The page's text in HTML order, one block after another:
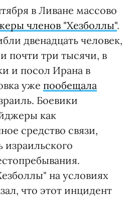
в Ливане массово
членов "Хезболлы".
двенадцать человек,
почти три тысячи, в
и посол Ирана в
уже пообещала
Боевики
как
средство связи,
израильского
на условиях
что этот инцидент